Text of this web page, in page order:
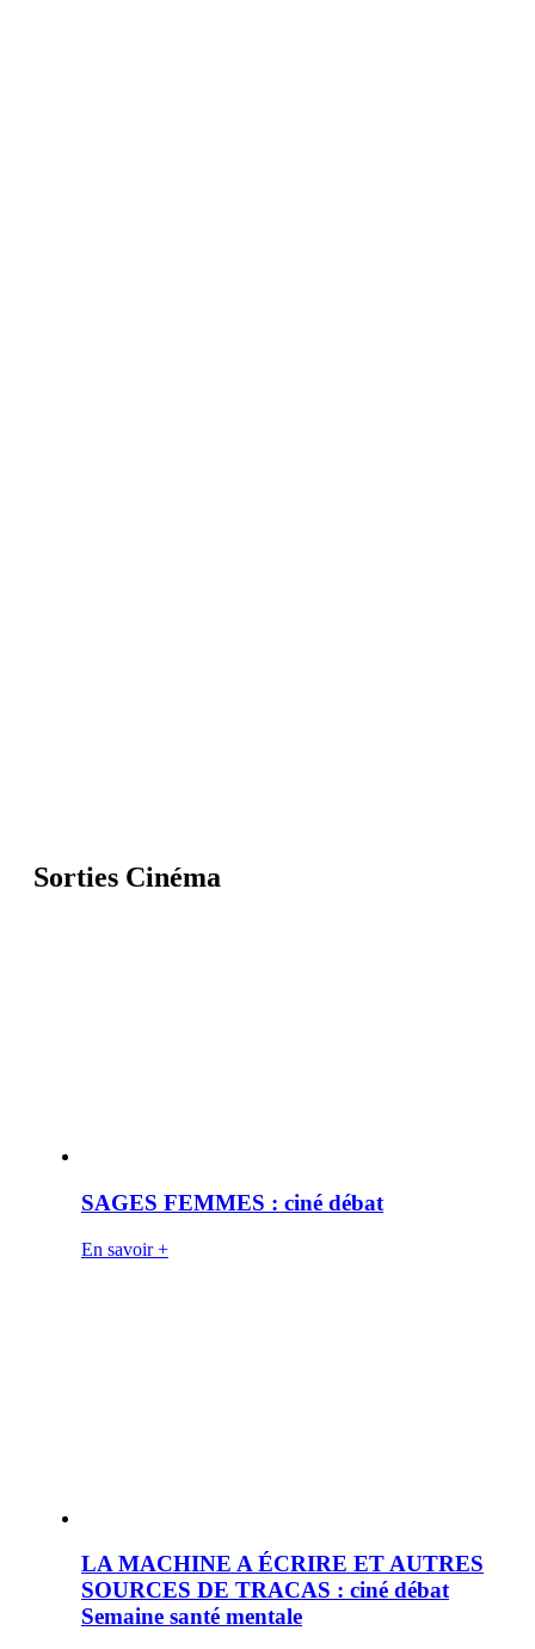
Sorties Cinéma
SAGES FEMMES : ciné débat
En savoir +
LA MACHINE A ÉCRIRE ET AUTRES
SOURCES DE TRACAS : ciné débat
Semaine santé mentale